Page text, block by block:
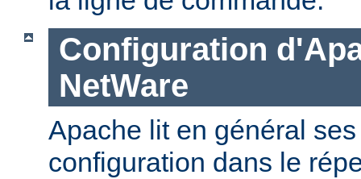
Configuration
NetWare
Apache lit en général
configuration dans le